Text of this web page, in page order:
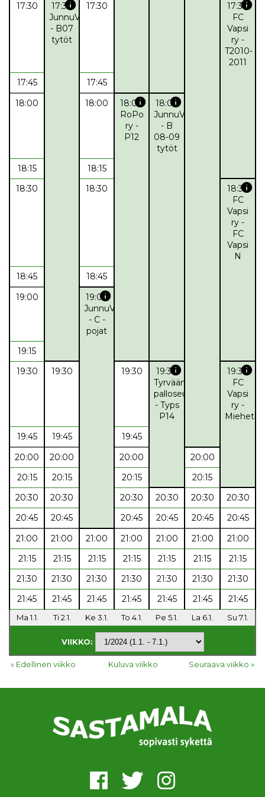
17:30
17:30info
JunnuValepa
- B07
tytöt
17:30 17:30info
FC
Vapsi
ry -
T2010-
2011
17:45
17:45
18:00
18:00 18:00info
RoPo
ry -
P12
18:00info
JunnuValepa
- B
08-09
tytöt
18:15
18:15
18:30
18:30 18:30info
FC
Vapsi
ry -
FC
Vapsi
N
18:45
18:45
19:00
19:00info
JunnuValepa
- C -
pojat
19:15
19:30
19:30 19:30 19:30info
Tyrvään
palloseura
- Typs
P14
19:30info
FC
Vapsi
ry -
Miehet
19:45
19:45
19:45
20:00
20:00 20:00
20:00
20:15
20:15 20:15
20:15
20:30
20:30 20:30 20:30 20:30
20:30
20:45
20:45 20:45 20:45 20:45
20:45
21:00
21:00 21:00 21:00 21:00 21:00
21:00
21:15
21:15 21:15 21:15 21:15 21:15
21:15
21:30
21:30 21:30 21:30 21:30 21:30
21:30
21:45
21:45 21:45 21:45 21:45 21:45 21:45
Ma 1.1. Ti 2.1. Ke 3.1. To 4.1. Pe 5.1. La 6.1. Su 7.1.
VIIKKO:
« Edellinen viikko Kuluva viikko Seuraava viikko »